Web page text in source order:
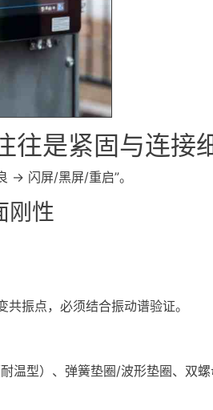
往是紧固与连接
→ 闪屏/黑屏/重启”。
刚性
振点，必须结合振动谱验证。
型）、弹簧垫圈/波形垫圈、双螺